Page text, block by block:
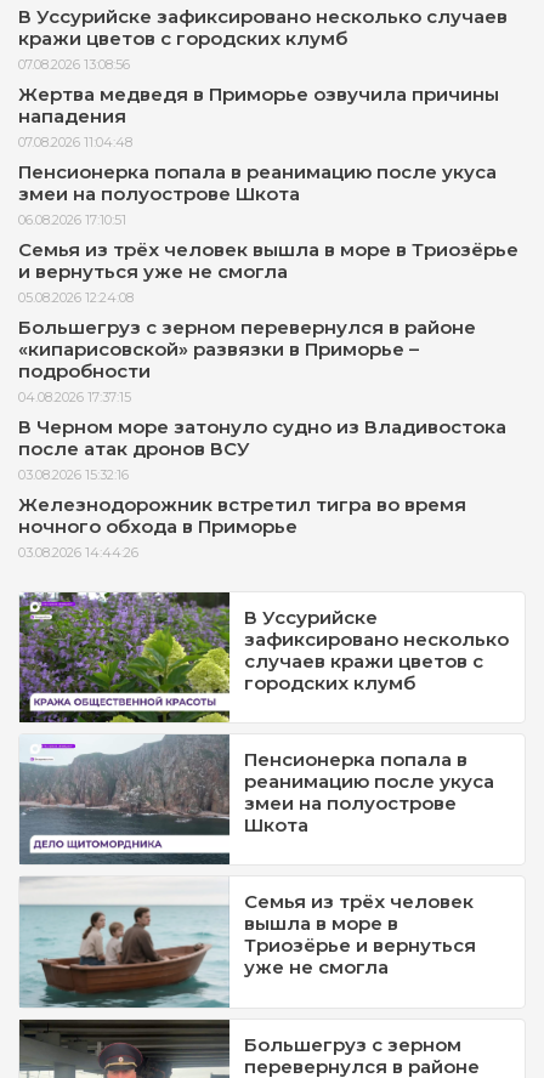
В Уссурийске зафиксировано несколько случаев
кражи цветов с городских клумб
07.08.2026 13:08:56
Жертва медведя в Приморье озвучила причины
нападения
07.08.2026 11:04:48
Пенсионерка попала в реанимацию после укуса
змеи на полуострове Шкота
06.08.2026 17:10:51
Семья из трёх человек вышла в море в Триозёрье
и вернуться уже не смогла
05.08.2026 12:24:08
Большегруз с зерном перевернулся в районе
«кипарисовской» развязки в Приморье –
подробности
04.08.2026 17:37:15
В Черном море затонуло судно из Владивостока
после атак дронов ВСУ
03.08.2026 15:32:16
Железнодорожник встретил тигра во время
ночного обхода в Приморье
03.08.2026 14:44:26
В Уссурийске
зафиксировано несколько
случаев кражи цветов с
городских клумб
Пенсионерка попала в
реанимацию после укуса
змеи на полуострове
Шкота
Семья из трёх человек
вышла в море в
Триозёрье и вернуться
уже не смогла
Большегруз с зерном
перевернулся в районе